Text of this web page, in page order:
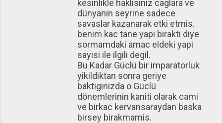
kesinlikle haklisiniz caglara ve
dünyanin seyrine sadece
savaslar kazanarak etki etmis.
benim kac tane yapi birakti diye
sormamdaki amac eldeki yapi
sayisi ile ilgili degil.
Bu Kadar Güclü bir imparatorluk
yikildiktan sonra geriye
baktiginizda o Güclü
dönemlerinin kaniti olarak cami
ve birkac kervansaraydan baska
birsey birakmamis.